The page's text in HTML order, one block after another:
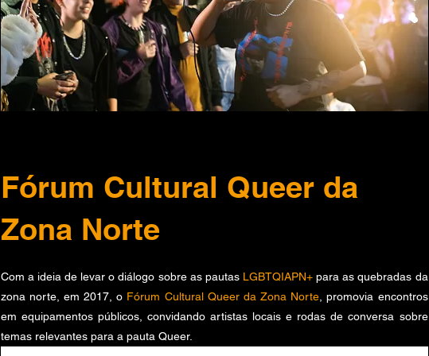
Fórum Cultural Queer da
Zona Norte
Com a ideia de levar o diálogo sobre as pautas LGBTQIAPN+ para as quebradas da
zona norte, em 2017, o Fórum Cultural Queer da Zona Norte , promovia encontros
em equipamentos públicos, convidando artistas locais e rodas de conversa sobre
temas relevantes para a pauta Queer.